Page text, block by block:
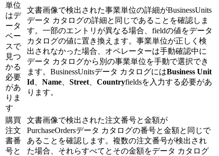
単位
はデ
ータ
ベー
スで
見つ
かる
必要
があ
りま
す
文書画像で検出された事業単位の詳細がBusinessUnits
データ カタログの詳細と同じであることを確認しま
す。一部のエントリが異なる場合、fieldの値をデータ
カタログの値に置き換えます。事業単位が正しく検
出されなかった場合、オペレーターは手動確認中に
データ カタログから別の事業単位を手動で選択でき
ます。BusinessUnitsデータ カタログにはBusiness Unit
Id
Name Street Countryfieldsを入力する必要があ
ります。
購買
注文
書番
号と
文書画像で検出された注文番号と金額が
PurchaseOrdersデータ カタログの番号と金額と同じで
あることを確認します。複数の注文番号が検出され
た場合、それらすべてとその金額をデータ カタログ